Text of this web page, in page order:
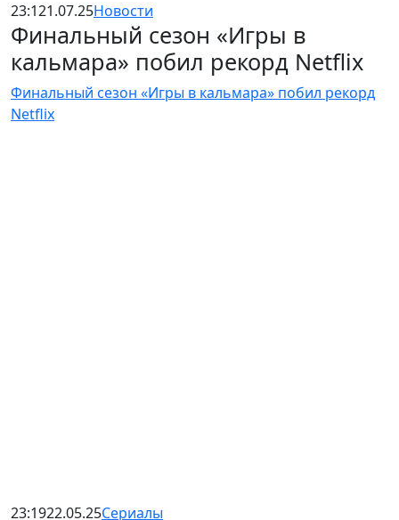
23:121.07.25Новости
Финальный сезон «Игры в
кальмара» побил рекорд Netflix
Финальный сезон «Игры в кальмара» побил рекорд
Netflix
23:1922.05.25Сериалы